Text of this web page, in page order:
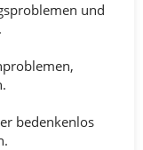
und
bedenkenlos